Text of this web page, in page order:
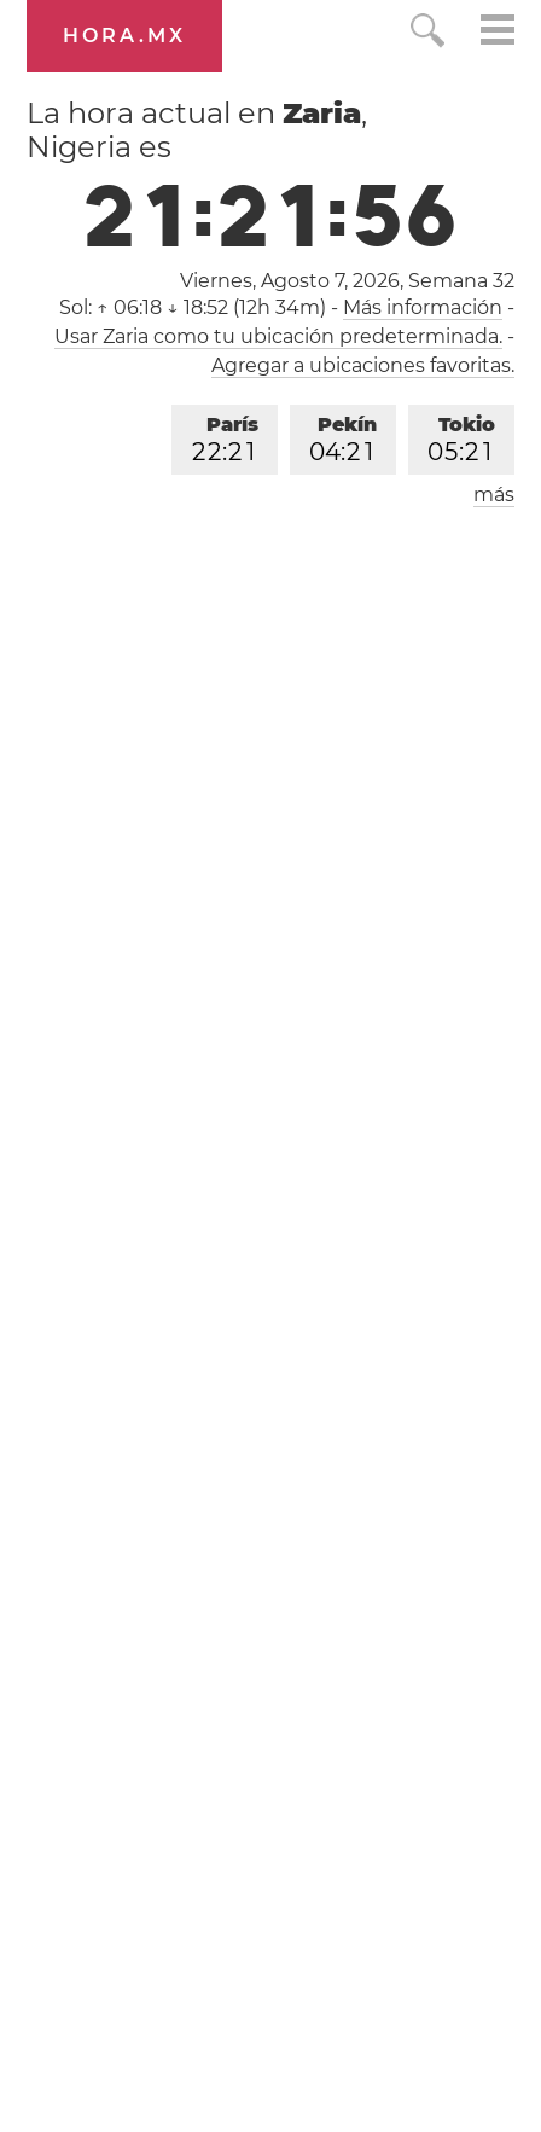
HORA.MX
La hora actual enZaria,
Nigeria es
21:21:57
Viernes, Agosto 7, 2026, Semana 32
Sol: ↑ 06:18 ↓ 18:52 (12h 34m) - Más información -
Usar Zaria como tu ubicación predeterminada.-
Agregar a ubicaciones favoritas.
Tokio
05:21
Pekín
04:21
París
22:21
Londres
más